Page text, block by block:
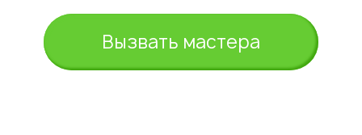
Вызвать мастера